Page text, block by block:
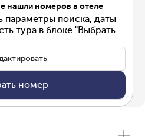
нашли номеров в отеле
поиска, даты
тура в блоке "Выбрать
номер